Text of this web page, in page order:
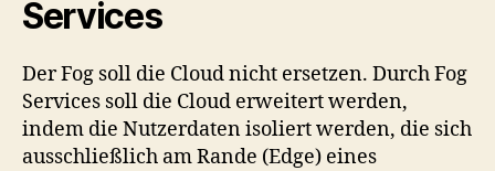
Services
Der Fog soll die Cloud nicht ersetzen. Durch Fog
Services soll die Cloud erweitert werden,
indem die Nutzerdaten isoliert werden, die sich
ausschließlich am Rande (Edge) eines